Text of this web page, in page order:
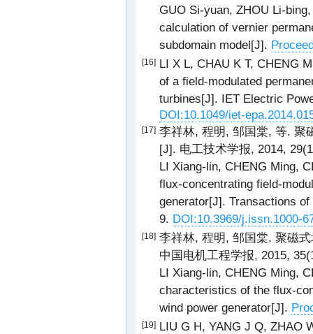
GUO Si-yuan, ZHOU Li-
calculation of vernier
subdomain model[J].
[16] LI X L, CHAU K T, CHENG
of a field-modulated
turbines[J]. IET Electric
DOI:10.1049/iet-
[17] 李祥林, 程明, 邹国棠, 等. 聚
[J]. 电工技术学报, 2014,
LI Xiang-lin, CHENG Ming,
flux-concentrating field-
generator[J]. Transactions
9. DOI:10.3969/j.issn.1000-
[18] 李祥林, 程明, 邹国棠. 聚磁
中国电机工程学报, 2015,
LI Xiang-lin, CHENG Ming,
characteristics of the flux-
wind power generator[J].
[19] LIU G H, YANG J Q, ZHAO